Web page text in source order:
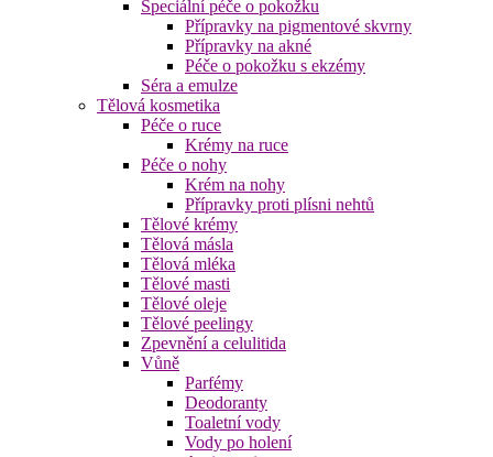
Speciální péče o pokožku
Přípravky na pigmentové skvrny
Přípravky na akné
Péče o pokožku s ekzémy
Séra a emulze
Tělová kosmetika
Péče o ruce
Krémy na ruce
Péče o nohy
Krém na nohy
Přípravky proti plísni nehtů
Tělové krémy
Tělová másla
Tělová mléka
Tělové masti
Tělové oleje
Tělové peelingy
Zpevnění a celulitida
Vůně
Parfémy
Deodoranty
Toaletní vody
Vody po holení